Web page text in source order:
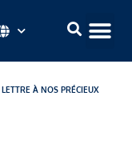
À NOS PRÉCIEUX